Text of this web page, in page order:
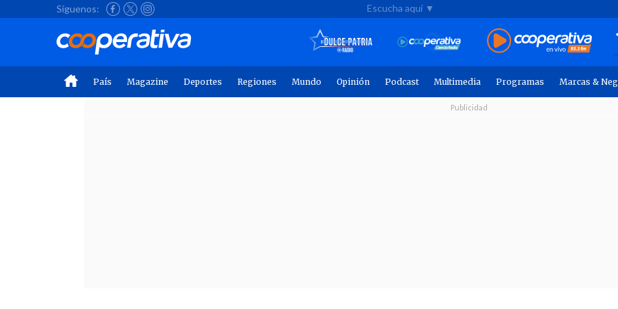
Síguenos: Escucha aquí ▼
País Magazine Deportes Regiones Mundo Opinión Podcast Multimedia Programas Marcas &